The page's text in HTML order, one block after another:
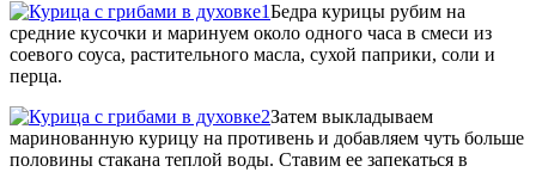
Бедра курицы рубим на
средние кусочки и маринуем около одного часа в смеси из
соевого соуса, растительного масла, сухой паприки, соли и
перца.
Затем выкладываем
маринованную курицу на противень и добавляем чуть больше
половины стакана теплой воды. Ставим ее запекаться в